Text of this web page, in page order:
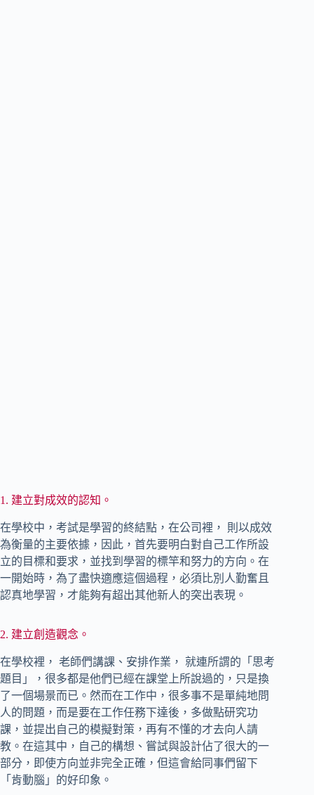
1. 建立對成效的認知。
在學校中，考試是學習的終結點，在公司裡， 則以成效
為衡量的主要依據，因此，首先要明白對自己工作所設
立的目標和要求，並找到學習的標竿和努力的方向。在
一開始時，為了盡快適應這個過程，必須比別人勤奮且
認真地學習，才能夠有超出其他新人的突出表現。
2. 建立創造觀念。
在學校裡， 老師們講課、安排作業， 就連所謂的「思考
題目」，很多都是他們已經在課堂上所說過的，只是換
了一個場景而已。然而在工作中，很多事不是單純地問
人的問題，而是要在工作任務下達後，多做點研究功
課，並提出自己的模擬對策，再有不懂的才去向人請
教。在這其中，自己的構想、嘗試與設計佔了很大的一
部分，即使方向並非完全正確，但這會給同事們留下
「肯動腦」的好印象。